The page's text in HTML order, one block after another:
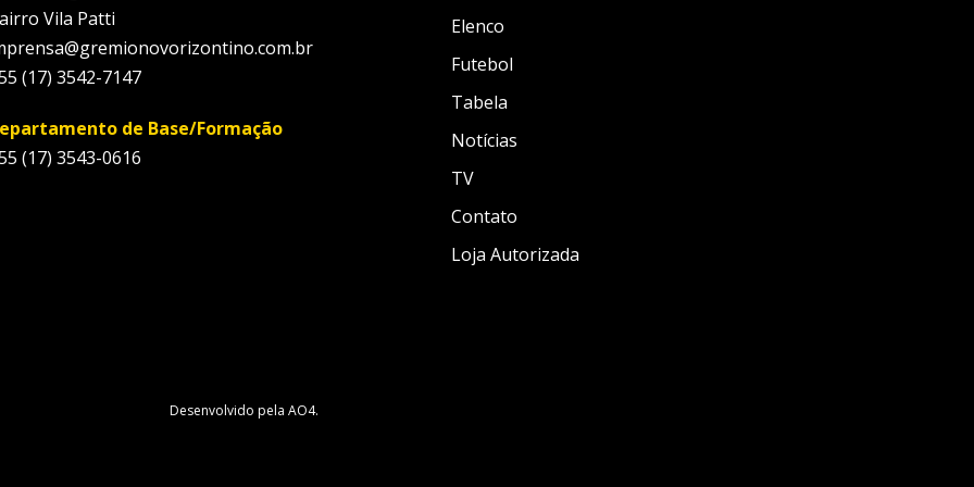
Vila Patti
(17) 3542-7147
de Base/Formação
(17) 3543-0616
Elenco
Futebol
Tabela
Notícias
TV
Contato
Loja Autorizada
Desenvolvido pela AO4.